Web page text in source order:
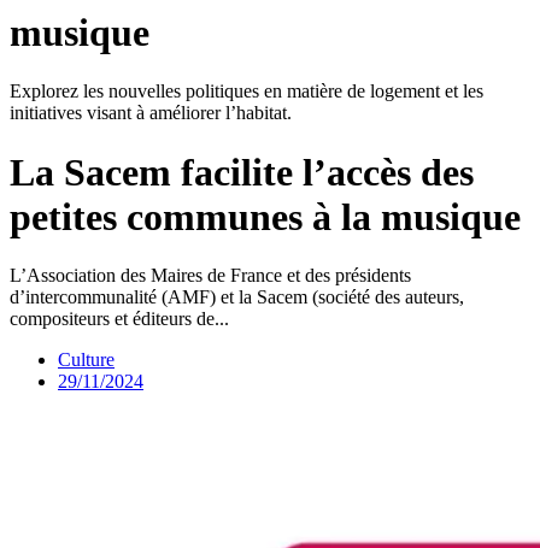
musique
Explorez les nouvelles politiques en matière de logement et les
initiatives visant à améliorer l’habitat.
La Sacem facilite l’accès des
petites communes à la musique
L’Association des Maires de France et des présidents
d’intercommunalité (AMF) et la Sacem (société des auteurs,
compositeurs et éditeurs de...
Culture
29/11/2024